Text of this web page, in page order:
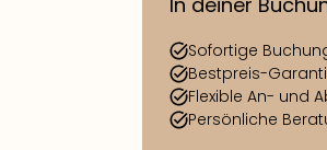
Sofortige
Bestpreis-
Flexible An- und
Persönliche